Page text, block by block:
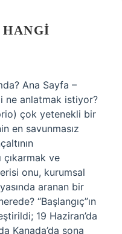
Ana Sayfa –
ne anlatmak istiyor?
çok yetenekli bir
en savunmasız
çıkarmak ve
onu, kurumsal
aranan bir
“Başlangıç”ın
19 Haziran’da
Kanada’da sona